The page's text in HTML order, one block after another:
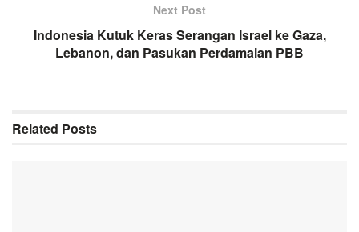
Next Post
Indonesia Kutuk Keras Serangan Israel ke Gaza,
Lebanon, dan Pasukan Perdamaian PBB
Related Posts